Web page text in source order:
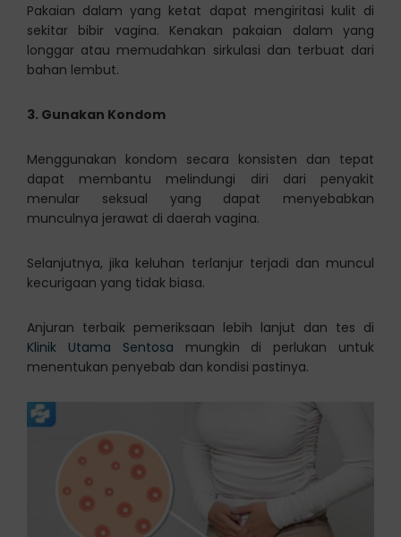
Pakaian dalam yang ketat dapat mengiritasi kulit di
sekitar bibir vagina. Kenakan pakaian dalam yang
longgar atau memudahkan sirkulasi dan terbuat dari
bahan lembut.
3. Gunakan Kondom
Menggunakan kondom secara konsisten dan tepat
dapat membantu melindungi diri dari penyakit
menular seksual yang dapat menyebabkan
munculnya jerawat di daerah vagina.
Selanjutnya, jika keluhan terlanjur terjadi dan muncul
kecurigaan yang tidak biasa.
Anjuran terbaik pemeriksaan lebih lanjut dan tes di
Klinik Utama Sentosa mungkin di perlukan untuk
menentukan penyebab dan kondisi pastinya.